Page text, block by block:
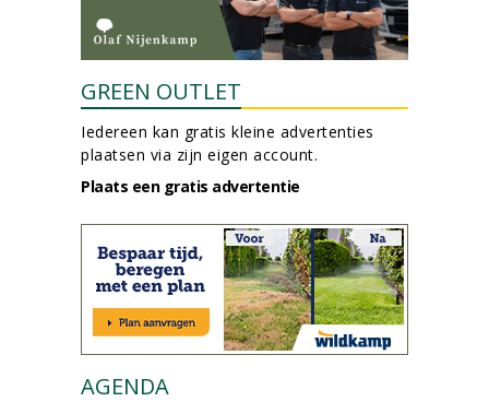
GREEN OUTLET
Iedereen kan gratis kleine advertenties
plaatsen via zijn eigen account.
Plaats een gratis advertentie
AGENDA